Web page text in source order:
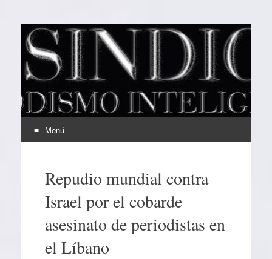
EL SINDICAL
Periodismo Inteligente
Menú
contenidoRepudio mundial contra
Israel por el cobarde
asesinato de periodistas en
el Líbano